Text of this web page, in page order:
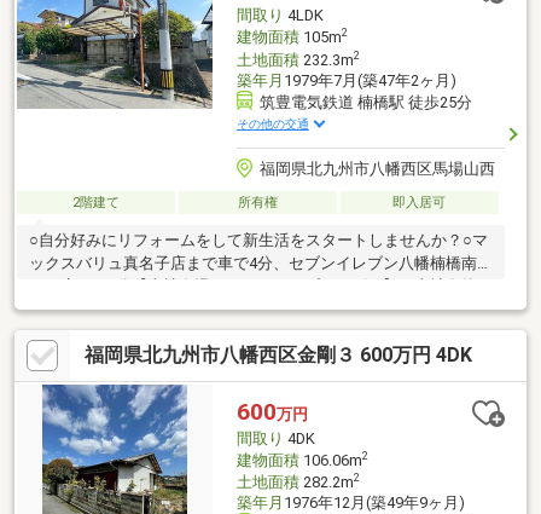
【０９４９－２９－６４１０】間取り 4LDK
建物面積105m2
土地面積232.3m2
築年月 1979年7月(築47年2ヶ月)
筑豊電気鉄道 楠橋駅 徒歩25分
その他の交通
福岡県北九州市八幡西区馬場山西
2階建て 所有権 即入居可
○自分好みにリフォームをして新生活をスタートしませんか？○マ
ックスバリュ真名子店まで車で4分、セブンイレブン八幡楠橋南１
タッフはリフォーム、ローンに関するエキスパート！・物件購入
+リフォーム費用もまとめてお見積り♪・住み替え先を探しなが
ら、ご自宅の売却が並行して行えます！・もちろん査定も無料で
す♪
福岡県北九州市八幡西区金剛３ 600万円 4DK
600万円
間取り 4DK
建物面積106.06m2
土地面積282.2m2
築年月 1976年12月(築49年9ヶ月)